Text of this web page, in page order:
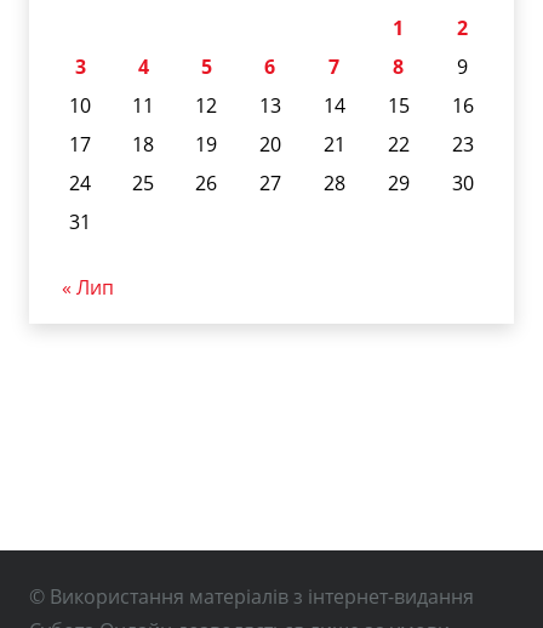
1
2
3
4 5 6 7 8
9
10
11 12 13 14 15
16
17
18 19 20 21 22
23
24
25 26 27 28 29
30
31
« Лип
© Використання матеріалів з інтернет-видання